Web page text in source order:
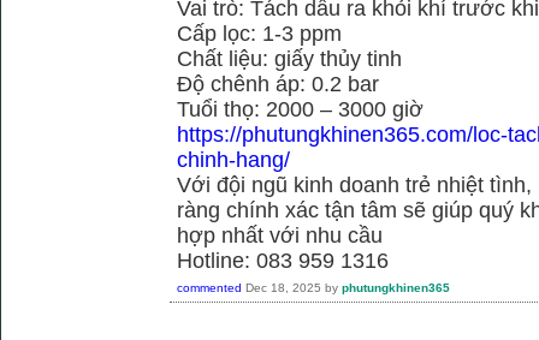
Vai trò: Tách dầu ra khỏi khí trước
Cấp lọc: 1-3 ppm
Chất liệu: giấy thủy tinh
Độ chênh áp: 0.2 bar
Tuổi thọ: 2000 – 3000 giờ
https://phutungkhinen365.com/loc-
chinh-hang/
Với đội ngũ kinh doanh trẻ nhiệt
ràng chính xác tận tâm sẽ giúp quý
hợp nhất với nhu cầu
Hotline: 083 959 1316
commented Dec 18, 2025 by phutungkhinen365